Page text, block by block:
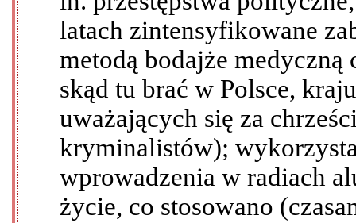
latach zintensyfikowane
metodą bodajże
skąd tu brać w Polsce,
uważających się za
kryminalistów);
wprowadzenia w radiach
życie, co stosowano